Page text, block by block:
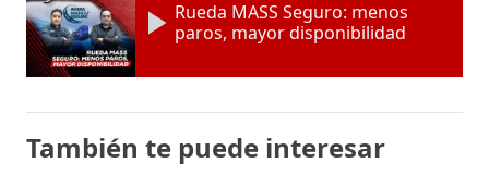
Rueda MASS Seguro: menos
paros, mayor disponibilidad
También te puede interesar